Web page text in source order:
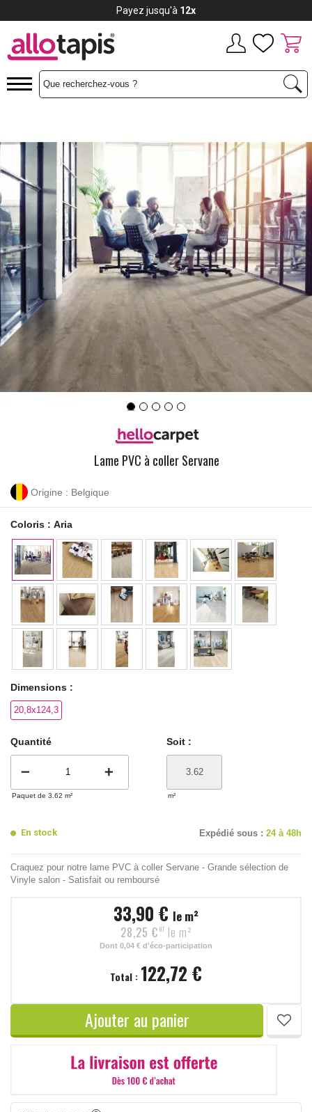
Lame PVC à coller Servane
Origine : Belgique
Coloris : Aria
Dimensions :
20,8x124,3
Quantité
remove add
Paquet de 3.62 m²
Soit :
m²
En stock Expédié sous : 24 à 48h
Craquez pour notre lame PVC à coller Servane - Grande sélection de
Vinyle salon - Satisfait ou remboursé
33,90 € le m²
28,25 € HT le m²
Dont 0,04 € d'éco-participation
Total : 122,72 €
Ajouter au panier
Payez jusqu'à 12x